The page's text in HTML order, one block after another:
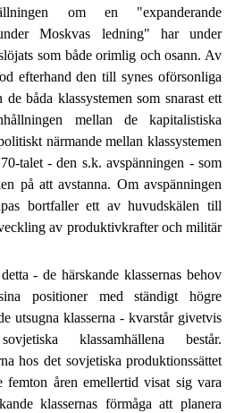
om en "expanderande
Moskvas ledning" har under
som både orimlig och osann. Av
efterhand den till synes oförsonliga
de båda klassystemen som snarast ett
mellan de kapitalistiska
närmande mellan klassystemen
talet - den s.k. avspänningen - som
på att avstanna. Om avspänningen
bortfaller ett av huvudskälen till
av produktivkrafter och militär
- de härskande klassernas behov
positioner med ständigt högre
utsugna klasserna - kvarstår givetvis
klassamhällena består.
hos det sovjetiska produktionssättet
femton åren emellertid visat sig vara
klassernas förmåga att planera